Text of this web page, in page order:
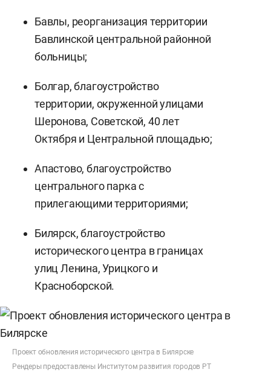
Бавлы, реорганизация территории
Бавлинской центральной районной
больницы;
Болгар, благоустройство
территории, окруженной улицами
Шеронова, Советской, 40 лет
Октября и Центральной площадью;
Апастово, благоустройство
центрального парка с
прилегающими территориями;
Билярск, благоустройство
исторического центра в границах
улиц Ленина, Урицкого и
Красноборской.
Проект обновления исторического центра в Билярске
Рендеры предоставлены Институтом развития городов РТ